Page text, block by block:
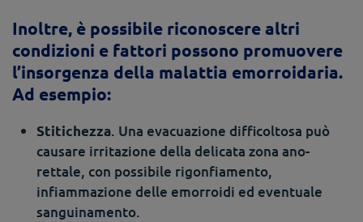
Inoltre, è possibile riconoscere altri
condizioni e fattori possono promuovere
l’insorgenza della malattia emorroidaria.
Ad esempio:
Stitichezza. Una evacuazione difficoltosa può
causare irritazione della delicata zona ano-
rettale, con possibile rigonfiamento,
infiammazione delle emorroidi ed eventuale
sanguinamento.